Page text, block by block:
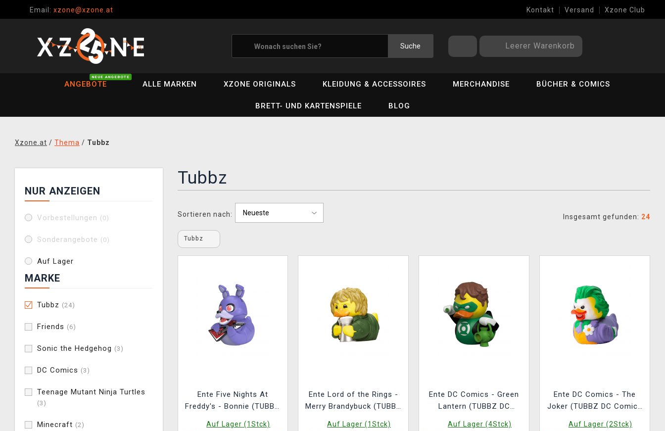
Email: xzone@xzone.at Kontakt Versand Xzone Club
Suche Leerer Warenkorb
ANGEBOTE
NEUE ANGEBOTE
ALLE MARKEN XZONE ORIGINALS KLEIDUNG & ACCESSOIRES MERCHANDISE BÜCHER & COMICS
BRETT- UND KARTENSPIELE BLOG
Xzone.at / Thema / Tubbz
NUR ANZEIGEN
Vorbestellungen (0)
Sonderangebote (0)
Auf Lager
MARKE
Tubbz (24)
Friends (6)
Sonic the Hedgehog (3)
DC Comics (3)
Teenage Mutant Ninja Turtles
(3)
Minecraft (2)
Tubbz
Sortieren nach: Insgesamt gefunden: 24
Tubbz
Ente Five Nights At
Freddy's - Bonnie (TUBBZ
Auf Lager (1Stck)
Ente Lord of the Rings -
Merry Brandybuck (TUBBZ
Auf Lager (1Stck)
Ente DC Comics - Green
Lantern (TUBBZ DC
Auf Lager (4Stck)
Ente DC Comics - The
Joker (TUBBZ DC Comics
Auf Lager (2Stck)